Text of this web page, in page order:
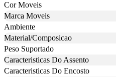
Cor Moveis
Marca Moveis
Ambiente
Material/Composicao
Peso Suportado
Caracteristicas Do Assento
Caracteristicas Do Encosto